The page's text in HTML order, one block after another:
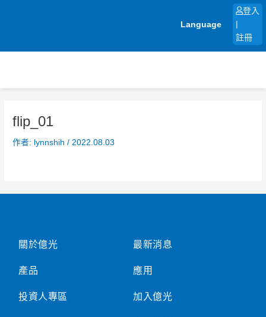
Language
登入
註冊
flip_01
作者: lynnshih/ 2022.08.03
關於億光
產品
投資人專區
最新消息
應用
加入億光